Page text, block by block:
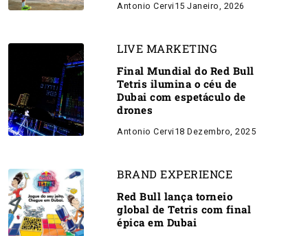
Antonio Cervi 15 Janeiro, 2026
LIVE MARKETING
Final Mundial do Red Bull
Tetris ilumina o céu de
Dubai com espetáculo de
drones
Antonio Cervi 18 Dezembro, 2025
BRAND EXPERIENCE
Red Bull lança torneio
global de Tetris com final
épica em Dubai